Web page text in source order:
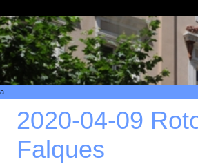
2020-04-09
Falques